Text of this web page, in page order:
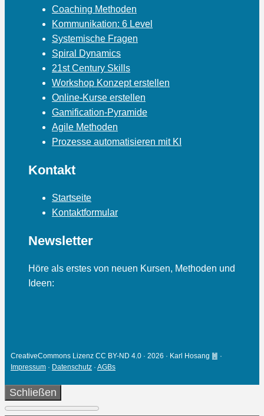
Coaching Methoden
Kommunikation: 6 Level
Systemische Fragen
Spiral Dynamics
21st Century Skills
Workshop Konzept erstellen
Online-Kurse erstellen
Gamification-Pyramide
Agile Methoden
Prozesse automatisieren mit KI
Kontakt
Startseite
Kontaktformular
Newsletter
Höre als erstes von neuen Kursen, Methoden und
Ideen:
CreativeCommons Lizenz CC BY-ND 4.0 · 2026 · Karl Hosang ䷰ ·
Impressum · Datenschutz · AGBs
Schließen